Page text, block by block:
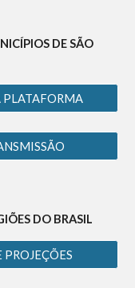
DE SÃO
PLATAFORMA
DO BRASIL